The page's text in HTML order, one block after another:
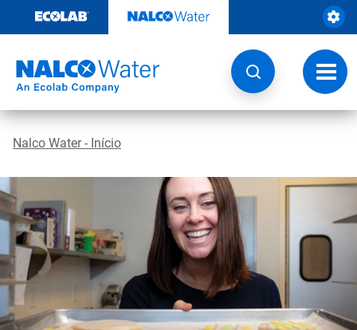
o
Nalco Water - Início